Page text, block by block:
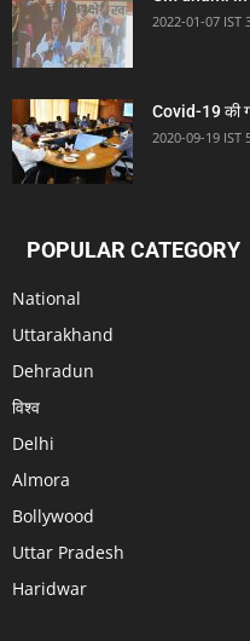
2022-01-07 IST
Covid-19 की
2020-09-19 IST
POPULAR CATEGORY
National
Uttarakhand
Dehradun
विश्व
Delhi
Almora
Bollywood
Uttar Pradesh
Haridwar